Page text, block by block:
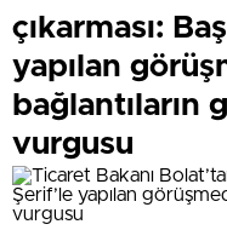
çıkarması:
yapılan
bağlantıların
vurgusu